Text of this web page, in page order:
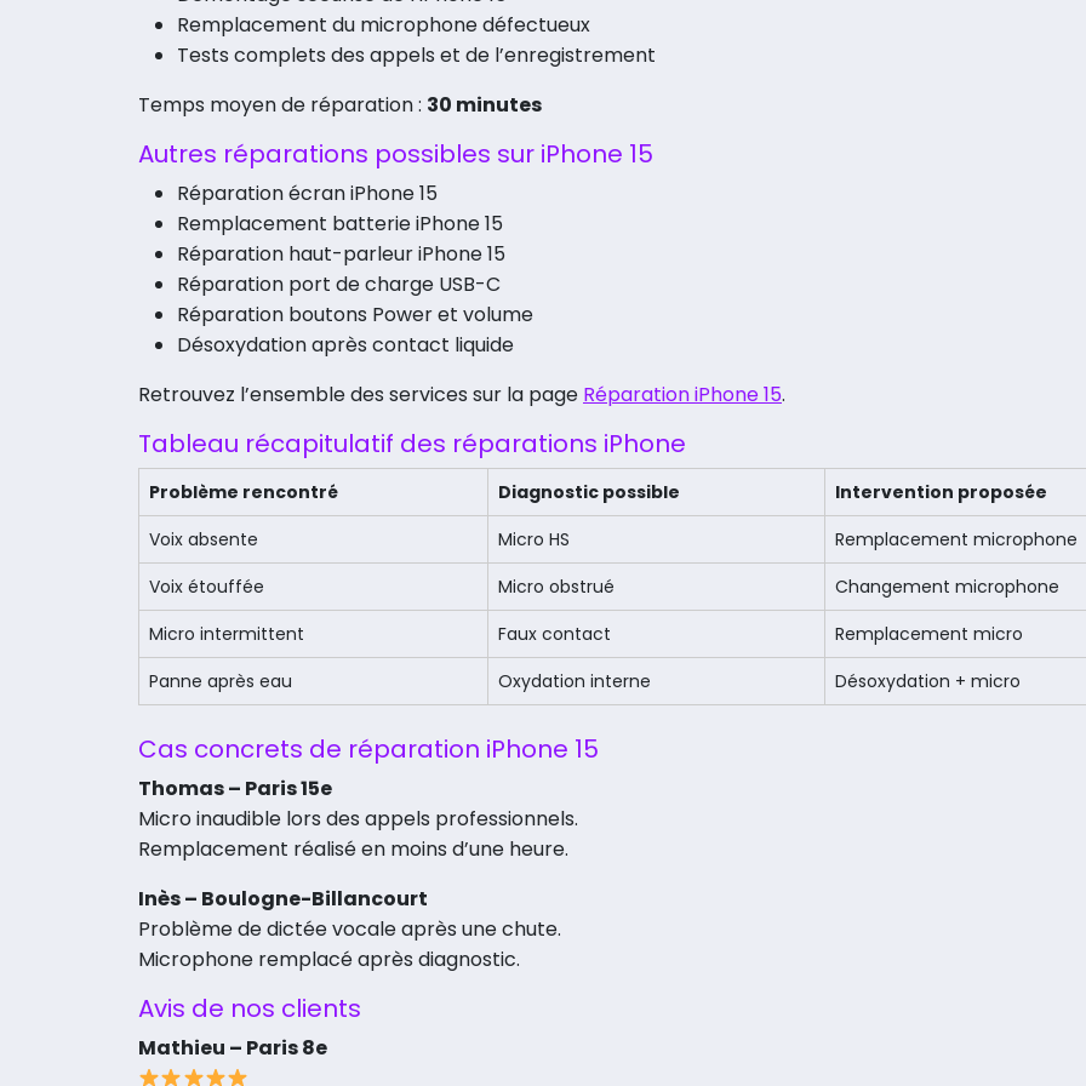
Remplacement du microphone défectueux
Tests complets des appels et de l’enregistrement
Temps moyen de réparation : 30 minutes
Autres réparations possibles sur iPhone 15
Réparation écran iPhone 15
Remplacement batterie iPhone 15
Réparation haut-parleur iPhone 15
Réparation port de charge USB-C
Réparation boutons Power et volume
Désoxydation après contact liquide
Retrouvez l’ensemble des services sur la page Réparation iPhone 15.
Tableau récapitulatif des réparations iPhone
Problème rencontré Diagnostic possible Intervention proposée
Voix absente
Micro HS Remplacement microphone
Voix étouffée
Micro obstrué Changement microphone
Micro intermittent
Faux contact Remplacement micro
Panne après eau
Oxydation interne Désoxydation + micro
Cas concrets de réparation iPhone 15
Thomas – Paris 15e
Micro inaudible lors des appels professionnels.
Remplacement réalisé en moins d’une heure.
Inès – Boulogne-Billancourt
Problème de dictée vocale après une chute.
Microphone remplacé après diagnostic.
Avis de nos clients
Mathieu – Paris 8e